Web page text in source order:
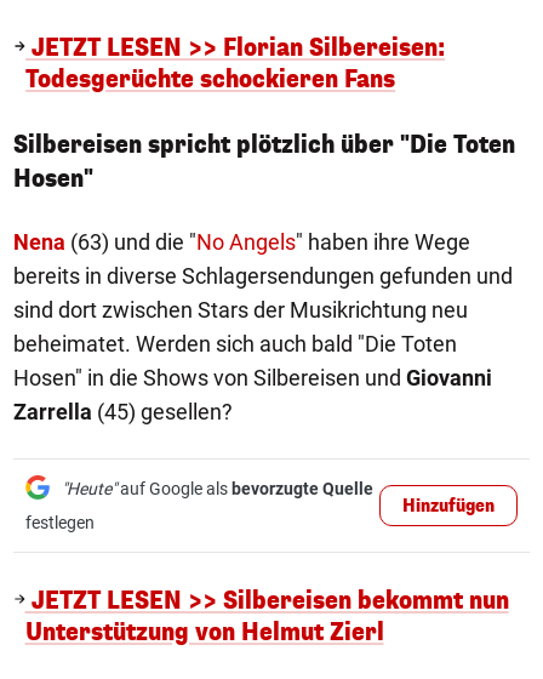
JETZT LESEN >> Florian Silbereisen:
Todesgerüchte schockieren Fans
Silbereisen spricht plötzlich über "Die Toten
Hosen"
Nena (63) und die "No Angels" haben ihre Wege
bereits in diverse Schlagersendungen gefunden und
sind dort zwischen Stars der Musikrichtung neu
beheimatet. Werden sich auch bald "Die Toten
Hosen" in die Shows von Silbereisen und Giovanni
Zarrella (45) gesellen?
"Heute"auf Google als bevorzugte Quelle
festlegen
Hinzufügen
JETZT LESEN >> Silbereisen bekommt nun
Unterstützung von Helmut Zierl